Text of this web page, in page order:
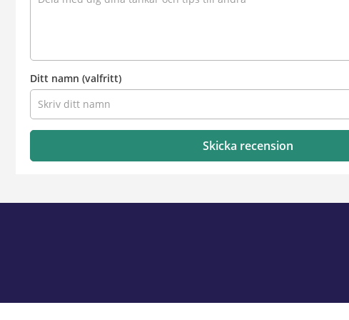
Ditt namn (valfritt)
Skicka recension